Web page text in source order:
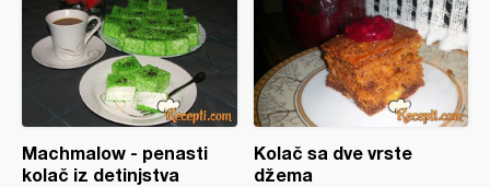
Machmalow - penasti
kolač iz detinjstva
Kolač sa dve vrste
džema